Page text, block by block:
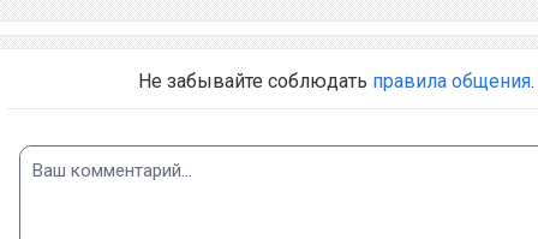
Не забывайте соблюдать правила общения.